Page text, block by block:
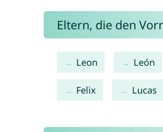
Eltern, die den
Leon León
Felix Lucas